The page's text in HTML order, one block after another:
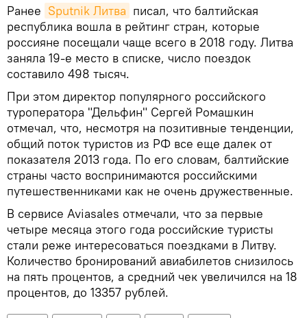
Ранее Sputnik Литва писал, что балтийская
республика вошла в рейтинг стран, которые
россияне посещали чаще всего в 2018 году. Литва
заняла 19-е место в списке, число поездок
составило 498 тысяч.
При этом директор популярного российского
туроператора "Дельфин" Сергей Ромашкин
отмечал, что, несмотря на позитивные тенденции,
общий поток туристов из РФ все еще далек от
показателя 2013 года. По его словам, балтийские
страны часто воспринимаются российскими
путешественниками как не очень дружественные.
В сервисе Aviasales отмечали, что за первые
четыре месяца этого года российские туристы
стали реже интересоваться поездками в Литву.
Количество бронирований авиабилетов снизилось
на пять процентов, а средний чек увеличился на 18
процентов, до 13357 рублей.